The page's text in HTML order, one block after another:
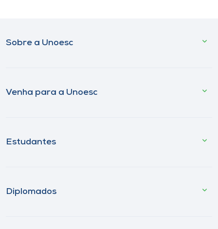
Sobre a Unoesc
Venha para a Unoesc
Estudantes
Diplomados